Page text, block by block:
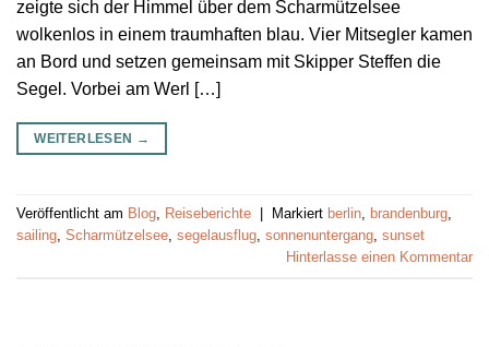
zeigte sich der Himmel über dem Scharmützelsee
wolkenlos in einem traumhaften blau. Vier Mitsegler kamen
an Bord und setzen gemeinsam mit Skipper Steffen die
Segel. Vorbei am Werl […]
WEITERLESEN →
Veröffentlicht am Blog Reiseberichte Markiert berlin brandenburg
sailing Scharmützelsee segelausflug sonnenuntergang sunset
Hinterlasse einen Kommentar